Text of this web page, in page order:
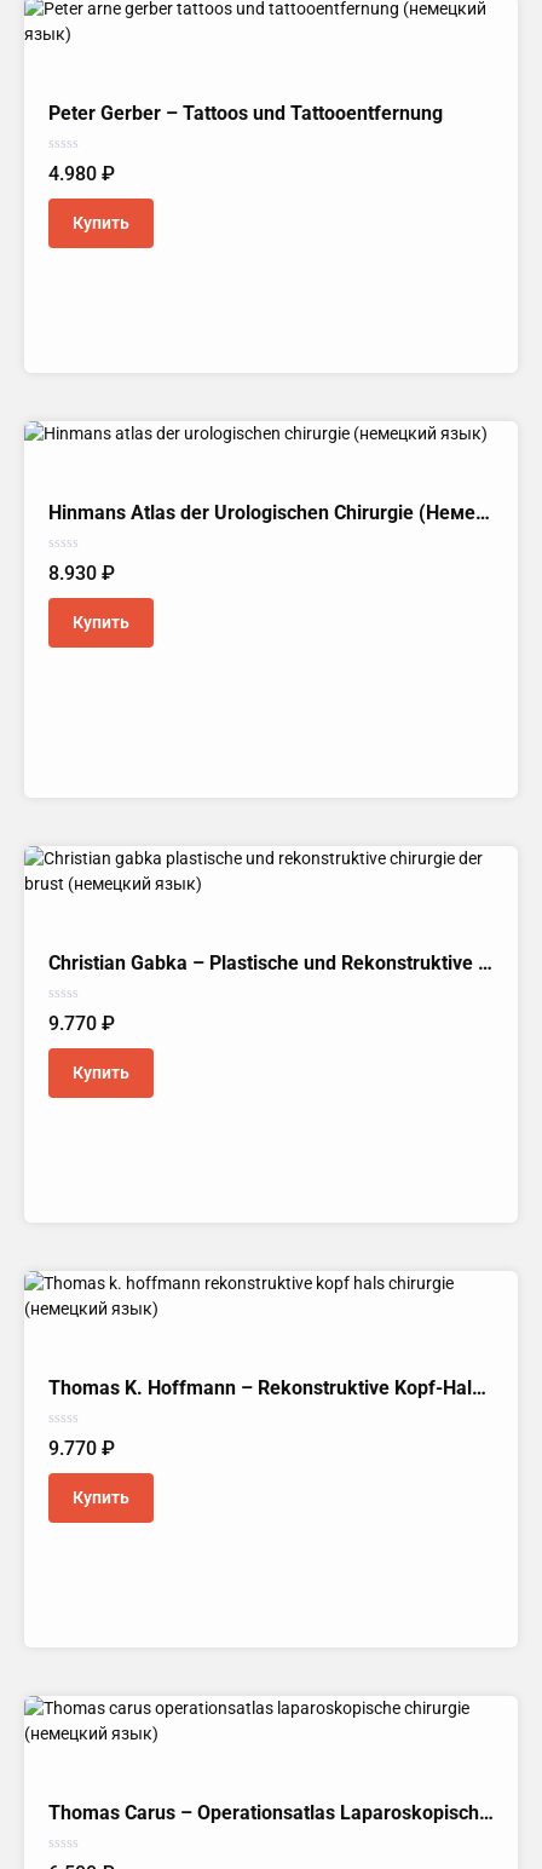
Peter Gerber – Tattoos und Tattooentfernung
Оценка
0
5
4.980 ₽
Купить
Hinmans Atlas der Urologischen Chirurgie (Немецкий язык)
Оценка
0
5
8.930 ₽
Купить
Christian Gabka – Plastische und Rekonstruktive Chirurgie der Brust (Немецкий язык)
Оценка
0
5
9.770 ₽
Купить
Thomas K. Hoffmann – Rekonstruktive Kopf-Hals-Chirurgie (Немецкий язык)
Оценка
0
5
9.770 ₽
Купить
Thomas Carus – Operationsatlas Laparoskopische Chirurgie (Немецкий язык)
Оценка